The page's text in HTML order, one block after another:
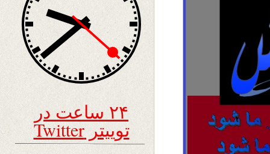
۲۴ ساعت در
توییتر Twitter